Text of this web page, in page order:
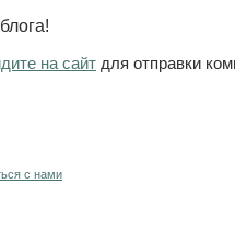
на сайт для отправки
с нами